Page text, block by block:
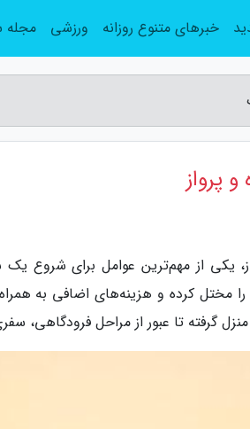
پرواز
یکی از مهم‌ترین عوامل برای شروع
مختل کرده و هزینه‌های اضافی به
گرفته تا عبور از مراحل فرودگاهی،
خبرهای متنوع روزانه ورزشی مجله